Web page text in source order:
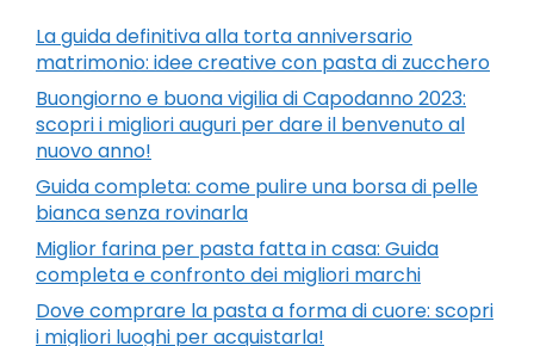
La guida definitiva alla torta anniversario
matrimonio: idee creative con pasta di zucchero
Buongiorno e buona vigilia di Capodanno 2023:
scopri i migliori auguri per dare il benvenuto al
nuovo anno!
Guida completa: come pulire una borsa di pelle
bianca senza rovinarla
Miglior farina per pasta fatta in casa: Guida
completa e confronto dei migliori marchi
Dove comprare la pasta a forma di cuore: scopri
i migliori luoghi per acquistarla!